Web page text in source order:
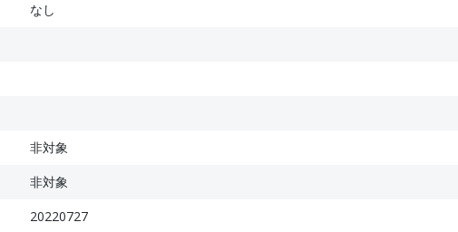
なし
非対象
非対象
20220727